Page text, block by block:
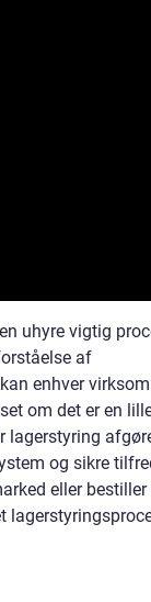
uhyre vigtig
af
enhver
om det er en
lagerstyring
og sikre
eller bestiller